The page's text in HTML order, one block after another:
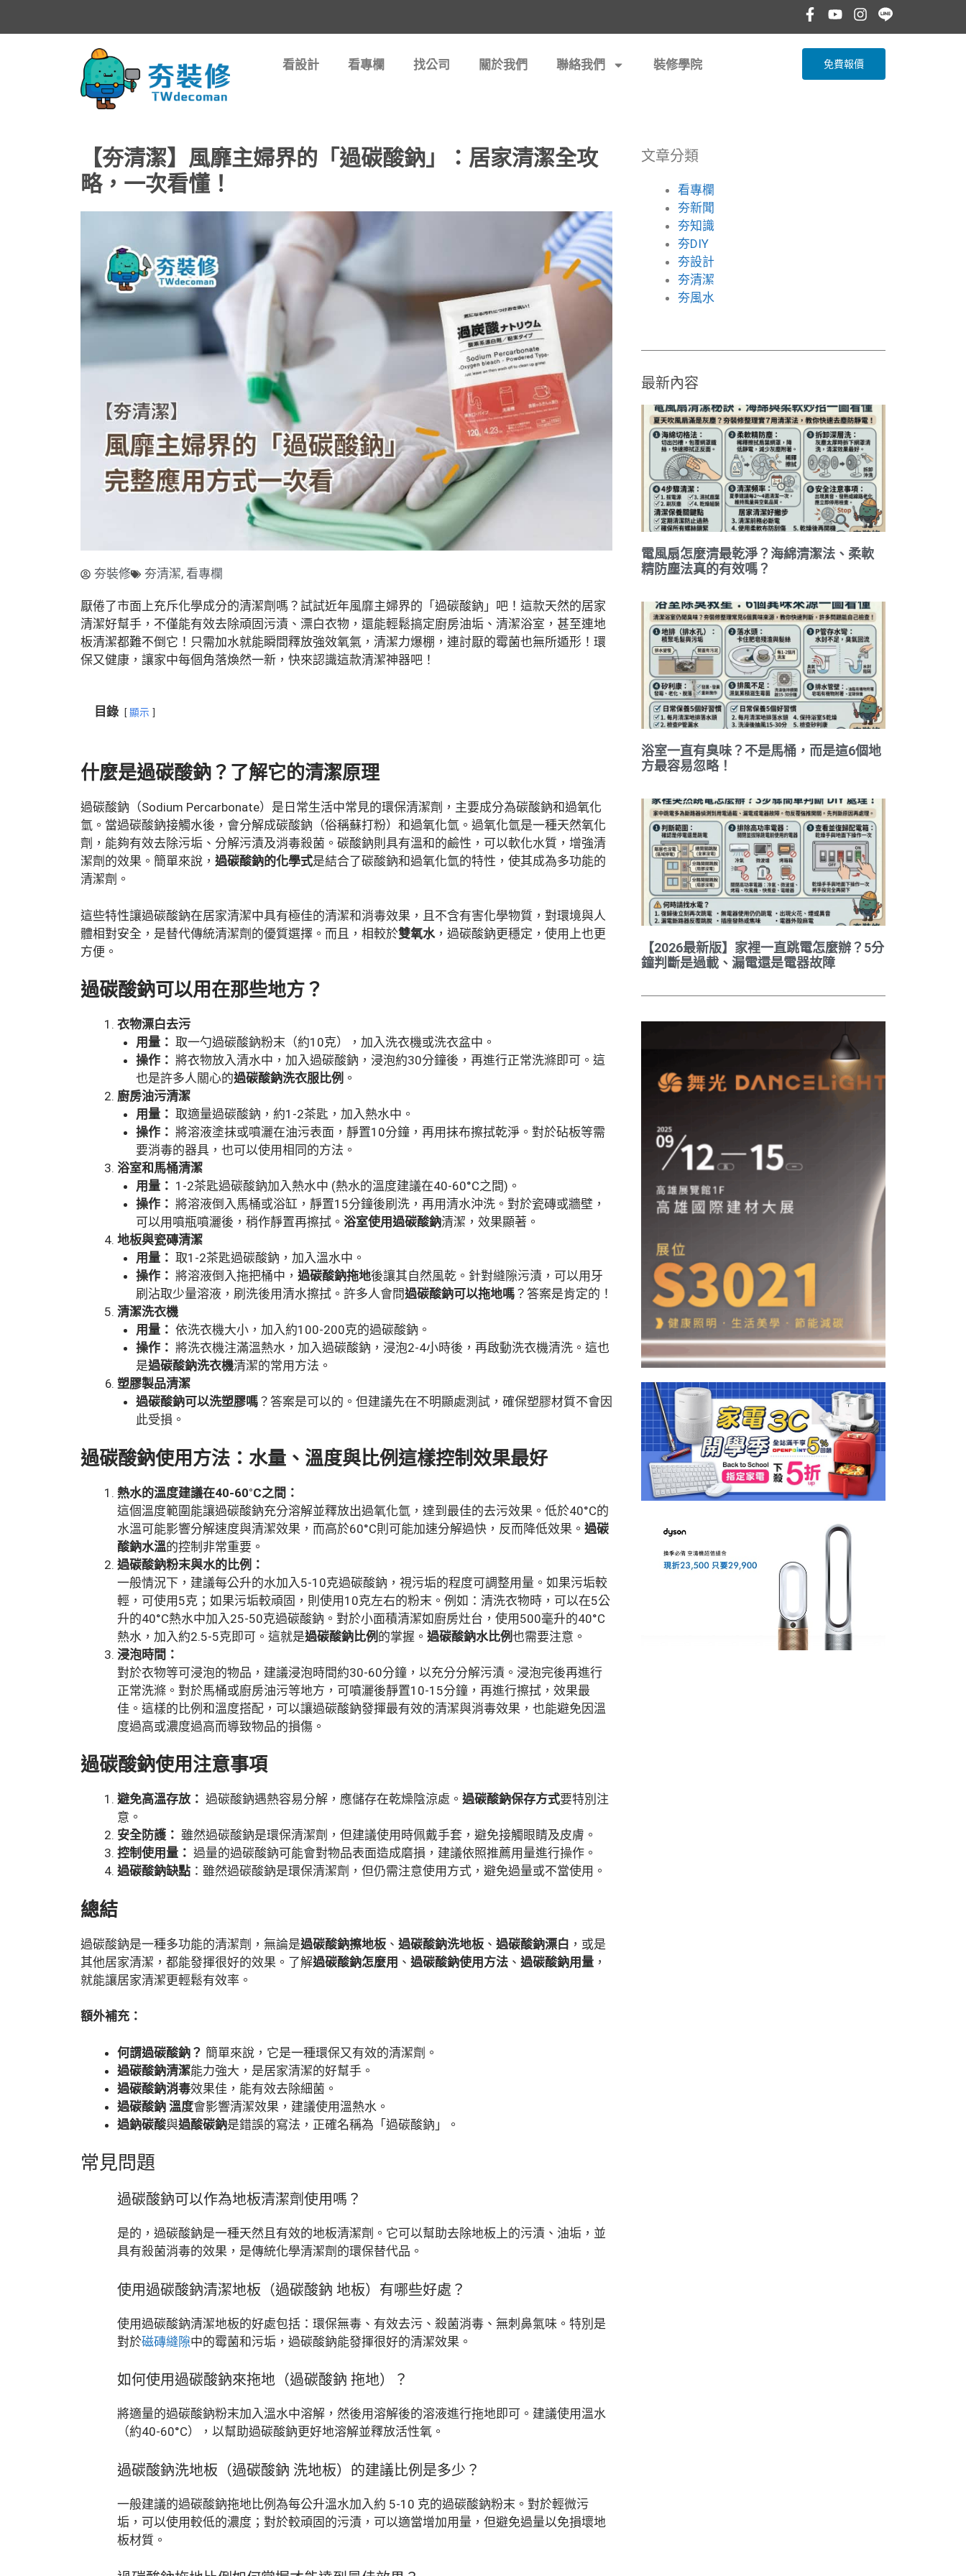
看設計 看專欄 找公司 關於我們 聯絡我們 裝修學院 免費報價
【夯清潔】風靡主婦界的「過碳酸鈉」：居家清潔全攻
略，一次看懂！
夯裝修 夯清潔, 看專欄
厭倦了市面上充斥化學成分的清潔劑嗎？試試近年風靡主婦界的「過碳酸鈉」吧！這款天然的居家
清潔好幫手，不僅能有效去除頑固污漬、漂白衣物，還能輕鬆搞定廚房油垢、清潔浴室，甚至連地
板清潔都難不倒它！只需加水就能瞬間釋放強效氧氣，清潔力爆棚，連討厭的霉菌也無所遁形！環
保又健康，讓家中每個角落煥然一新，快來認識這款清潔神器吧！
目錄 顯示
什麼是過碳酸鈉？了解它的清潔原理
過碳酸鈉（Sodium Percarbonate）是日常生活中常見的環保清潔劑，主要成分為碳酸鈉和過氧化
氫。當過碳酸鈉接觸水後，會分解成碳酸鈉（俗稱蘇打粉）和過氧化氫。過氧化氫是一種天然氧化
劑，能夠有效去除污垢、分解污漬及消毒殺菌。碳酸鈉則具有溫和的鹼性，可以軟化水質，增強清
潔劑的效果。簡單來說， 過碳酸鈉的化學式是結合了碳酸鈉和過氧化氫的特性，使其成為多功能的
清潔劑。
這些特性讓過碳酸鈉在居家清潔中具有極佳的清潔和消毒效果，且不含有害化學物質，對環境與人
體相對安全，是替代傳統清潔劑的優質選擇。而且，相較於雙氧水，過碳酸鈉更穩定，使用上也更
方便。
過碳酸鈉可以用在那些地方？
衣物漂白去污
用量： 取一勺過碳酸鈉粉末（約10克），加入洗衣機或洗衣盆中。
操作： 將衣物放入清水中，加入過碳酸鈉，浸泡約30分鐘後，再進行正常洗滌即可。這
也是許多人關心的過碳酸鈉洗衣服比例 。
廚房油污清潔
用量： 取適量過碳酸鈉，約1-2茶匙，加入熱水中。
操作： 將溶液塗抹或噴灑在油污表面，靜置10分鐘，再用抹布擦拭乾淨。對於砧板等需
要消毒的器具，也可以使用相同的方法。
浴室和馬桶清潔
用量： 1-2茶匙過碳酸鈉加入熱水中 (熱水的溫度建議在40-60°C之間)。
操作： 將溶液倒入馬桶或浴缸，靜置15分鐘後刷洗，再用清水沖洗。對於瓷磚或牆壁，
可以用噴瓶噴灑後，稍作靜置再擦拭。 浴室使用過碳酸鈉清潔，效果顯著。
地板與瓷磚清潔
用量： 取1-2茶匙過碳酸鈉，加入溫水中。
操作： 將溶液倒入拖把桶中， 過碳酸鈉拖地後讓其自然風乾。針對縫隙污漬，可以用牙
刷沾取少量溶液，刷洗後用清水擦拭。許多人會問過碳酸鈉可以拖地嗎？答案是肯定的！
清潔洗衣機
用量： 依洗衣機大小，加入約100-200克的過碳酸鈉。
操作： 將洗衣機注滿溫熱水，加入過碳酸鈉，浸泡2-4小時後，再啟動洗衣機清洗。這也
是過碳酸鈉洗衣機清潔的常用方法。
塑膠製品清潔
過碳酸鈉可以洗塑膠嗎？答案是可以的。但建議先在不明顯處測試，確保塑膠材質不會因
此受損。
過碳酸鈉使用方法：水量、溫度與比例這樣控制效果最好
熱水的溫度建議在40-60°C之間：
這個溫度範圍能讓過碳酸鈉充分溶解並釋放出過氧化氫，達到最佳的去污效果。低於40°C的
水溫可能影響分解速度與清潔效果，而高於60°C則可能加速分解過快，反而降低效果。 過碳
酸鈉水溫的控制非常重要。
過碳酸鈉粉末與水的比例：
一般情況下，建議每公升的水加入5-10克過碳酸鈉，視污垢的程度可調整用量。如果污垢較
輕，可使用5克；如果污垢較頑固，則使用10克左右的粉末。例如：清洗衣物時，可以在5公
升的40°C熱水中加入25-50克過碳酸鈉。對於小面積清潔如廚房灶台，使用500毫升的40°C
熱水，加入約2.5-5克即可。這就是過碳酸鈉比例 的掌握。 過碳酸鈉水比例也需要注意。
浸泡時間：
對於衣物等可浸泡的物品，建議浸泡時間約30-60分鐘，以充分分解污漬。浸泡完後再進行
正常洗滌。對於馬桶或廚房油污等地方，可噴灑後靜置10-15分鐘，再進行擦拭，效果最
佳。這樣的比例和溫度搭配，可以讓過碳酸鈉發揮最有效的清潔與消毒效果，也能避免因溫
度過高或濃度過高而導致物品的損傷。
過碳酸鈉使用注意事項
避免高溫存放： 過碳酸鈉遇熱容易分解，應儲存在乾燥陰涼處。 過碳酸鈉保存方式要特別注
意。
安全防護： 雖然過碳酸鈉是環保清潔劑，但建議使用時佩戴手套，避免接觸眼睛及皮膚。
控制使用量： 過量的過碳酸鈉可能會對物品表面造成磨損，建議依照推薦用量進行操作。
過碳酸鈉缺點 ：雖然過碳酸鈉是環保清潔劑，但仍需注意使用方式，避免過量或不當使用。
總結
過碳酸鈉是一種多功能的清潔劑，無論是過碳酸鈉擦地板 、 過碳酸鈉洗地板 、 過碳酸鈉漂白 ，或是
其他居家清潔，都能發揮很好的效果。了解過碳酸鈉怎麼用 、 過碳酸鈉使用方法 、 過碳酸鈉用量 ，
就能讓居家清潔更輕鬆有效率。
額外補充：
何謂過碳酸鈉？ 簡單來說，它是一種環保又有效的清潔劑。
過碳酸鈉清潔能力強大，是居家清潔的好幫手。
過碳酸鈉消毒效果佳，能有效去除細菌。
過碳酸鈉 溫度會影響清潔效果，建議使用溫熱水。
過鈉碳酸與過酸碳鈉是錯誤的寫法，正確名稱為「過碳酸鈉」。
常見問題
過碳酸鈉可以作為地板清潔劑使用嗎？
是的，過碳酸鈉是一種天然且有效的地板清潔劑。它可以幫助去除地板上的污漬、油垢，並
具有殺菌消毒的效果，是傳統化學清潔劑的環保替代品。
使用過碳酸鈉清潔地板（過碳酸鈉 地板）有哪些好處？
使用過碳酸鈉清潔地板的好處包括：環保無毒、有效去污、殺菌消毒、無刺鼻氣味。特別是
對於磁磚縫隙中的霉菌和污垢，過碳酸鈉能發揮很好的清潔效果。
如何使用過碳酸鈉來拖地（過碳酸鈉 拖地）？
將適量的過碳酸鈉粉末加入溫水中溶解，然後用溶解後的溶液進行拖地即可。建議使用溫水
（約40-60°C），以幫助過碳酸鈉更好地溶解並釋放活性氧。
過碳酸鈉洗地板（過碳酸鈉 洗地板）的建議比例是多少？
一般建議的過碳酸鈉拖地比例為每公升溫水加入約 5-10 克的過碳酸鈉粉末。對於輕微污
垢，可以使用較低的濃度；對於較頑固的污漬，可以適當增加用量，但避免過量以免損壞地
板材質。
文章分類
看專欄
夯新聞
夯知識
夯DIY
夯設計
夯清潔
夯風水
最新內容
電風扇怎麼清最乾淨？海綿清潔法、柔軟
精防塵法真的有效嗎？
浴室一直有臭味？不是馬桶，而是這6個地
方最容易忽略！
【2026最新版】家裡一直跳電怎麼辦？5分
鐘判斷是過載、漏電還是電器故障